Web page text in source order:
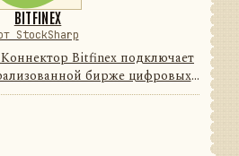
BITFINEX
StockSharp
Bitfinex подключает
бирже цифровых
данные и операции
модель сообщений